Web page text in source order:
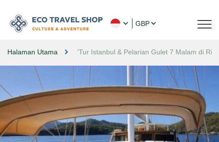
GBP
Halaman Utama 'Tur Istanbul & Pelarian Gulet 7 Malam di